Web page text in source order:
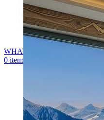
WHATSAPP
0 items